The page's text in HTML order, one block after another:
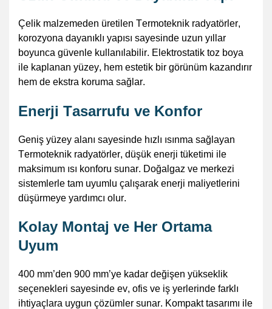
Çelik malzemeden üretilen Termoteknik radyatörler,
korozyona dayanıklı yapısı sayesinde uzun yıllar
boyunca güvenle kullanılabilir. Elektrostatik toz boya
ile kaplanan yüzey, hem estetik bir görünüm kazandırır
hem de ekstra koruma sağlar.
Enerji Tasarrufu ve Konfor
Geniş yüzey alanı sayesinde hızlı ısınma sağlayan
Termoteknik radyatörler, düşük enerji tüketimi ile
maksimum ısı konforu sunar. Doğalgaz ve merkezi
sistemlerle tam uyumlu çalışarak enerji maliyetlerini
düşürmeye yardımcı olur.
Kolay Montaj ve Her Ortama
Uyum
400 mm’den 900 mm’ye kadar değişen yükseklik
seçenekleri sayesinde ev, ofis ve iş yerlerinde farklı
ihtiyaçlara uygun çözümler sunar. Kompakt tasarımı ile